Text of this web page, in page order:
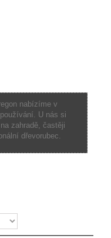
nabízíme v
U nás si
zahradě, častěji
dřevorubec.